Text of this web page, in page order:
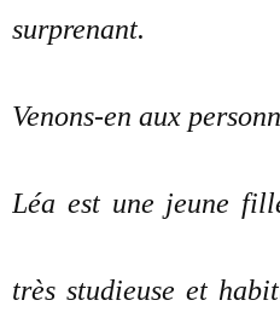
surprenant.
Venons-en aux
Léa est une jeune
très studieuse et